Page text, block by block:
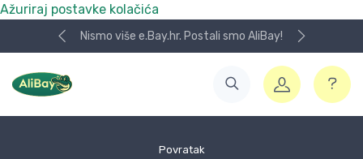
Ažuriraj postavke kolačića
Nismo više e.Bay.hr. Postali smo AliBay!
Povratak